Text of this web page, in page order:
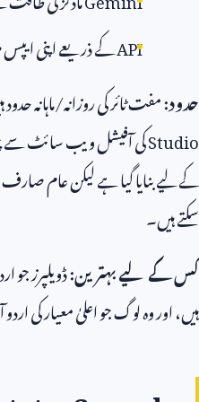
کے ذریعے اپنی ایپس میں
مفت ٹائر کی روزانہ/ماہانہ حدود ہیں
کی آفیشل ویب سائٹ سے چیک
گیا ہے لیکن عام صارف
لیے بہترین:ڈویلپرز جو اردو
وہ لوگ جو اعلیٰ معیار کی اردو